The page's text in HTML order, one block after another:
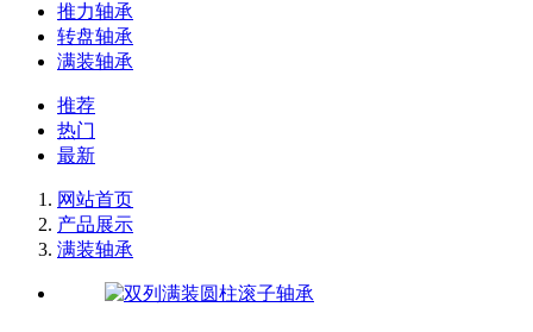
推力轴承
转盘轴承
满装轴承
推荐
热门
最新
网站首页
产品展示
满装轴承